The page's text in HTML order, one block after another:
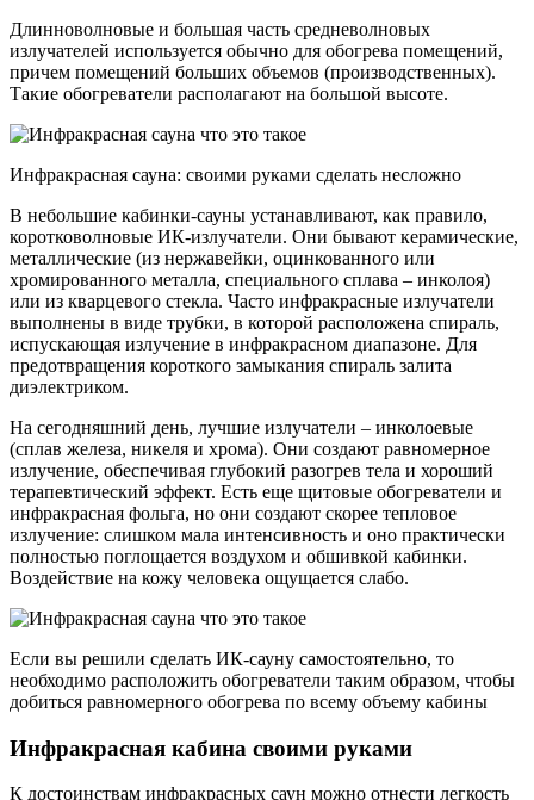
Длинноволновые и большая часть средневолновых
излучателей используется обычно для обогрева помещений,
причем помещений больших объемов (производственных).
Такие обогреватели располагают на большой высоте.
Инфракрасная сауна: своими руками сделать несложно
В небольшие кабинки-сауны устанавливают, как правило,
коротковолновые ИК-излучатели. Они бывают керамические,
металлические (из нержавейки, оцинкованного или
хромированного металла, специального сплава – инколоя)
или из кварцевого стекла. Часто инфракрасные излучатели
выполнены в виде трубки, в которой расположена спираль,
испускающая излучение в инфракрасном диапазоне. Для
предотвращения короткого замыкания спираль залита
диэлектриком.
На сегодняшний день, лучшие излучатели – инколоевые
(сплав железа, никеля и хрома). Они создают равномерное
излучение, обеспечивая глубокий разогрев тела и хороший
терапевтический эффект. Есть еще щитовые обогреватели и
инфракрасная фольга, но они создают скорее тепловое
излучение: слишком мала интенсивность и оно практически
полностью поглощается воздухом и обшивкой кабинки.
Воздействие на кожу человека ощущается слабо.
Если вы решили сделать ИК-сауну самостоятельно, то
необходимо расположить обогреватели таким образом, чтобы
добиться равномерного обогрева по всему объему кабины
Инфракрасная кабина своими руками
К достоинствам инфракрасных саун можно отнести легкость